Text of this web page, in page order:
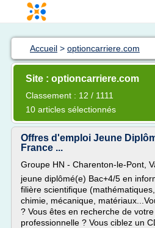
Accueil > optioncarriere.com
Site : optioncarriere.com
Classement : 12 / 1111
10 articles sélectionnés
Offres d'emploi Jeune
France ...
Groupe HN - Charenton-le-Pont,
jeune diplômé(e) Bac+4/5 en
filière scientifique
chimie, mécanique,
? Vous êtes en recherche de
professionnelle ? Vous ciblez un